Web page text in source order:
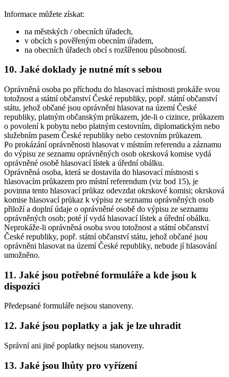
Informace můžete získat:
na městských / obecních úřadech,
v obcích s pověřeným obecním úřadem,
na obecních úřadech obcí s rozšířenou působností.
10. Jaké doklady je nutné mít s sebou
Oprávněná osoba po příchodu do hlasovací místnosti prokáže svou
totožnost a státní občanství České republiky, popř. státní občanství
státu, jehož občané jsou oprávněni hlasovat na území České
republiky, platným občanským průkazem, jde-li o cizince, průkazem
o povolení k pobytu nebo platným cestovním, diplomatickým nebo
služebním pasem České republiky nebo cestovním průkazem.
Po prokázání oprávněnosti hlasovat v místním referendu a záznamu
do výpisu ze seznamu oprávněných osob okrsková komise vydá
oprávněné osobě hlasovací lístek a úřední obálku.
Oprávněná osoba, která se dostavila do hlasovací místnosti s
hlasovacím průkazem pro místní referendum (viz bod 15), je
povinna tento hlasovací průkaz odevzdat okrskové komisi; okrsková
komise hlasovací průkaz k výpisu ze seznamu oprávněných osob
přiloží a doplní údaje o oprávněné osobě do výpisu ze seznamu
oprávněných osob; poté jí vydá hlasovací lístek a úřední obálku.
Neprokáže-li oprávněná osoba svou totožnost a státní občanství
České republiky, popř. státní občanství státu, jehož občané jsou
oprávněni hlasovat na území České republiky, nebude jí hlasování
umožněno.
11. Jaké jsou potřebné formuláře a kde jsou k
dispozici
Předepsané formuláře nejsou stanoveny.
12. Jaké jsou poplatky a jak je lze uhradit
Správní ani jiné poplatky nejsou stanoveny.
13. Jaké jsou lhůty pro vyřízení